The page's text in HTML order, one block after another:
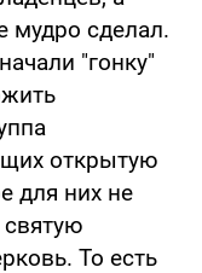
мудро сделал.
"гонку"
открытую
для них не
То есть